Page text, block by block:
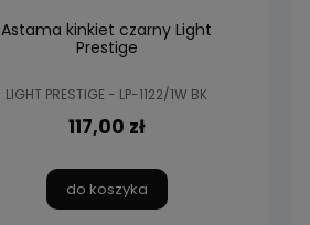
Astama kinkiet czarny Light
Prestige
LIGHT PRESTIGE - LP-1122/1W BK
117,00 zł
do koszyka